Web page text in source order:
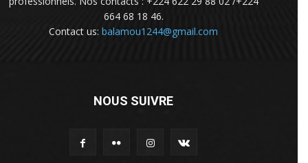
664 68 18 46.
Contact us: balamou1244@gmail.com
NOUS SUIVRE